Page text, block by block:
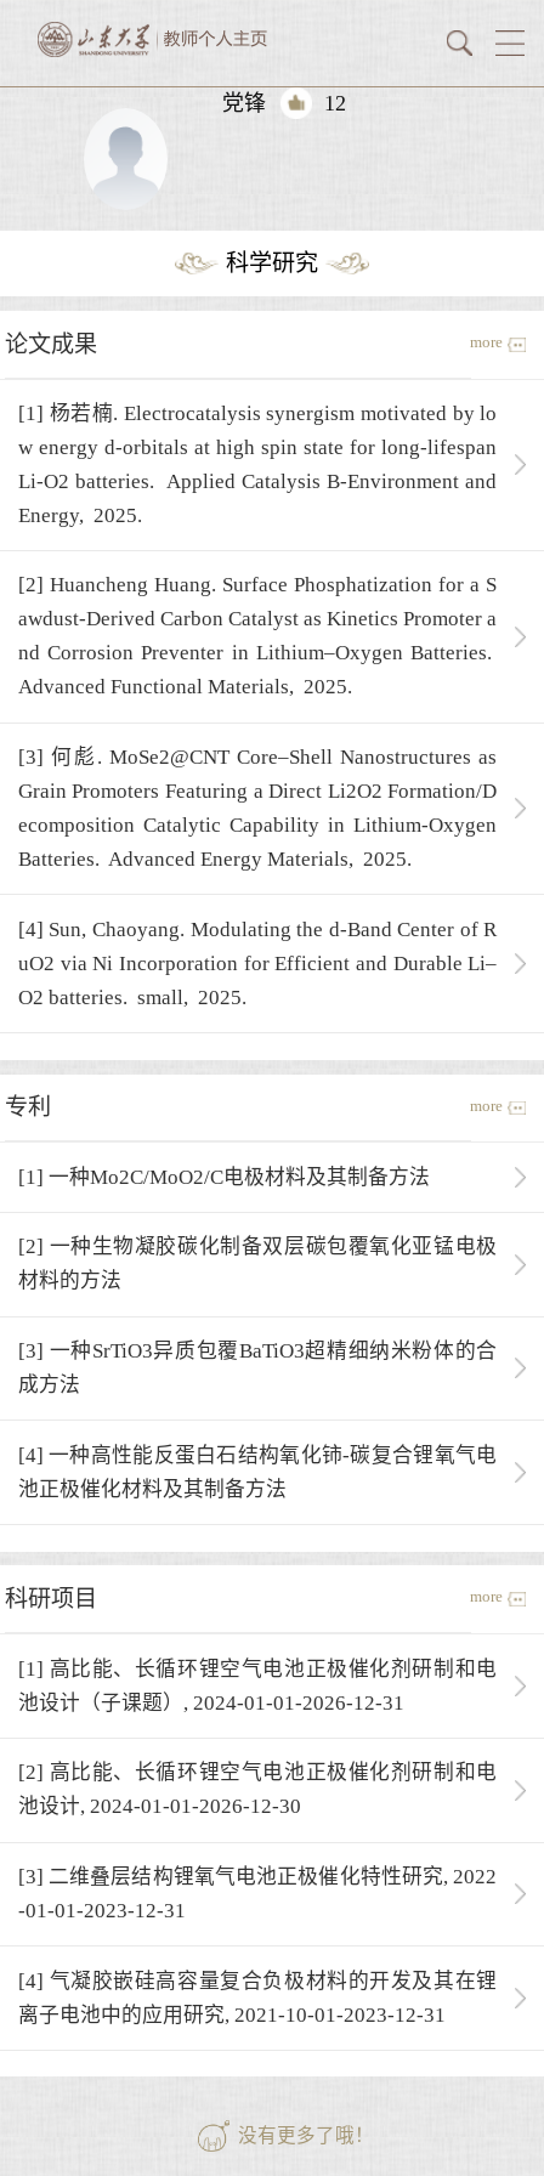
党锋 12
科学研究
论文成果 more
[1] 杨若楠. Electrocatalysis synergism motivated by lo
w energy d-orbitals at high spin state for long-lifespan
Li-O2 batteries. Applied Catalysis B-Environment and
Energy, 2025.
[2] Huancheng Huang. Surface Phosphatization for a S
awdust-Derived Carbon Catalyst as Kinetics Promoter a
nd Corrosion Preventer in Lithium–Oxygen Batteries.
Advanced Functional Materials, 2025.
[3] 何彪. MoSe2@CNT Core–Shell Nanostructures as
Grain Promoters Featuring a Direct Li2O2 Formation/D
ecomposition Catalytic Capability in Lithium-Oxygen
Batteries. Advanced Energy Materials, 2025.
[4] Sun, Chaoyang. Modulating the d-Band Center of R
uO2 via Ni Incorporation for Efficient and Durable Li–
O2 batteries. small, 2025.
专利 more
[1] 一种Mo2C/MoO2/C电极材料及其制备方法
[2] 一种生物凝胶碳化制备双层碳包覆氧化亚锰电极
材料的方法
[3] 一种SrTiO3异质包覆BaTiO3超精细纳米粉体的合
成方法
[4] 一种高性能反蛋白石结构氧化铈-碳复合锂氧气电
池正极催化材料及其制备方法
科研项目 more
[1] 高比能、长循环锂空气电池正极催化剂研制和电
池设计（子课题）, 2024-01-01-2026-12-31
[2] 高比能、长循环锂空气电池正极催化剂研制和电
池设计, 2024-01-01-2026-12-30
[3] 二维叠层结构锂氧气电池正极催化特性研究, 2022
-01-01-2023-12-31
[4] 气凝胶嵌硅高容量复合负极材料的开发及其在锂
离子电池中的应用研究, 2021-10-01-2023-12-31
没有更多了哦！